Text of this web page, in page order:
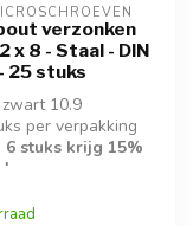
verzonken
x 8 - Staal - DIN
25 stuks
10.9
per verpakking
6 stuks krijg 15%